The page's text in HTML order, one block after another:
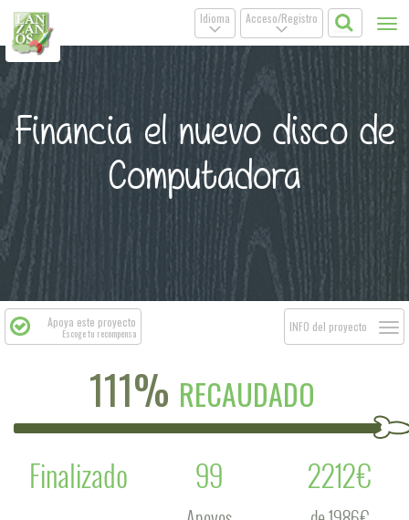
Acceso/Registro
.
Idioma
.
Financia el nuevo disco de
Computadora
Apoya este proyecto
Escoge tu recompensa INFO del proyecto
111% RECAUDADO
Finalizado
99 2212€